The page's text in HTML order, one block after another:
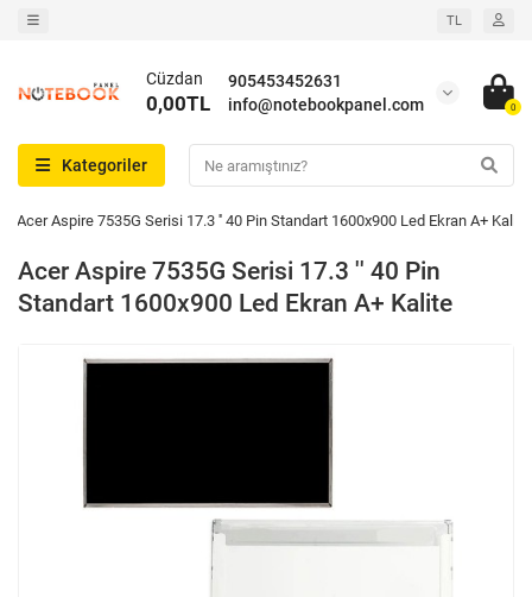
TL
905453452631
info@notebookpanel.com
Cüzdan
0,00TL 0
Kategoriler
Acer Aspire 7535G Serisi 17.3 '' 40 Pin Standart 1600x900 Led Ekran A+ Kalite
Acer Aspire 7535G Serisi 17.3 '' 40 Pin
Standart 1600x900 Led Ekran A+ Kalite